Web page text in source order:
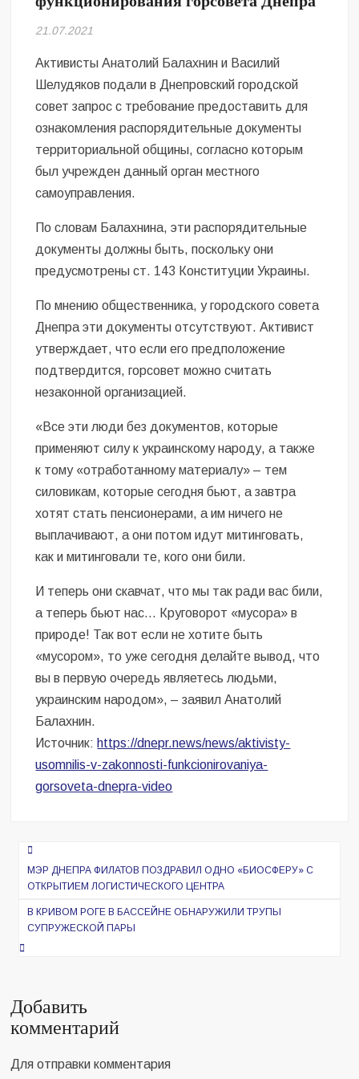
Безугла закликає валити Сирського
сучасну моду
Командувач ВМС Неїжпапа закликав не дестабілізувати ситуацію
навколо керівництва армії
21.07.2021
Активисты Анатолий Балахнин и Василий
Шелудяков подали в Днепровский городской
совет запрос с требование предоставить для
ознакомления распорядительные документы
территориальной общины, согласно которым
был учрежден данный орган местного
самоуправления.
По словам Балахнина, эти распорядительные
документы должны быть, поскольку они
предусмотрены ст. 143 Конституции Украины.
По мнению общественника, у городского совета
Днепра эти документы отсутствуют. Активист
утверждает, что если его предположение
подтвердится, горсовет можно считать
незаконной организацией.
«Все эти люди без документов, которые
применяют силу к украинскому народу, а также
к тому «отработанному материалу» – тем
силовикам, которые сегодня бьют, а завтра
хотят стать пенсионерами, а им ничего не
выплачивают, а они потом идут митинговать,
как и митинговали те, кого они били.
И теперь они скавчат, что мы так ради вас били,
а теперь бьют нас… Круговорот «мусора» в
природе! Так вот если не хотите быть
«мусором», то уже сегодня делайте вывод, что
вы в первую очередь являетесь людьми,
украинским народом», – заявил Анатолий
Балахнин.
Источник: https://dnepr.news/news/aktivisty-
usomnilis-v-zakonnosti-funkcionirovaniya-
gorsoveta-dnepra-video
Навигация
по
записям
МЭР ДНЕПРА ФИЛАТОВ ПОЗДРАВИЛ ОДНО «БИОСФЕРУ» С
ОТКРЫТИЕМ ЛОГИСТИЧЕСКОГО ЦЕНТРА
В КРИВОМ РОГЕ В БАССЕЙНЕ ОБНАРУЖИЛИ ТРУПЫ
СУПРУЖЕСКОЙ ПАРЫ
Добавить
комментарий
Для отправки комментария